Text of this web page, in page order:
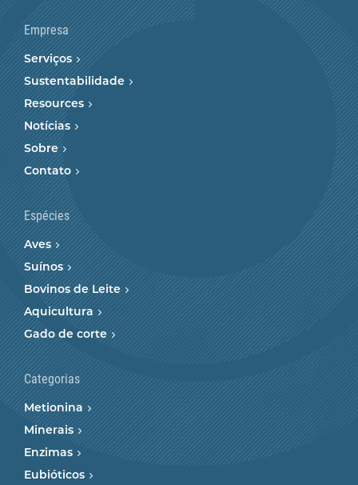
Empresa
Serviços
Sustentabilidade
Resources
Notícias
Sobre
Contato
Espécies
Aves
Suínos
Bovinos de Leite
Aquicultura
Gado de corte
Categorias
Metionina
Minerais
Enzimas
Eubióticos